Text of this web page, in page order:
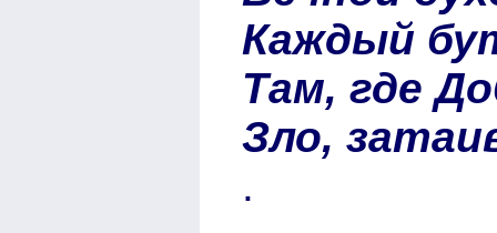
Каждый
Там, где
Зло,
.